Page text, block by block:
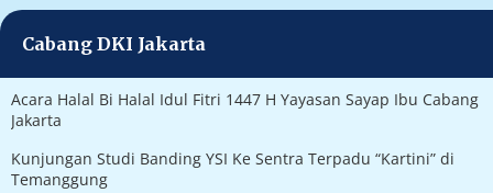
Cabang DKI Jakarta
Acara Halal Bi Halal Idul Fitri 1447 H Yayasan Sayap Ibu Cabang
Jakarta
Kunjungan Studi Banding YSI Ke Sentra Terpadu “Kartini” di
Temanggung